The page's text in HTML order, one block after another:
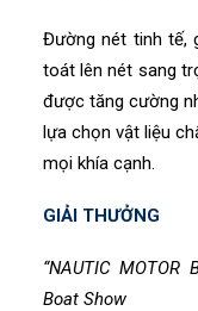
Đường nét tinh tế,
toát lên nét sang
được tăng cường
lựa chọn vật liệu
mọi khía cạnh.
GIẢI THƯỞNG
“NAUTIC MOTOR
Boat Show